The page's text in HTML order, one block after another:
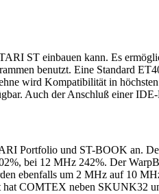
ST einbauen kann. Es
benutzt. Eine Standard
wird Kompatibilität in
Auch der Anschluß einer
Portfolio und ST-BOOK an.
bei 12 MHz 242%. Der
ebenfalls um 2 MHz auf 10
COMTEX neben SKUNK32